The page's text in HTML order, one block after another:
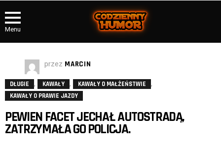
Menu
przez MARCIN
DŁUGIE , KAWAŁY , KAWAŁY O MAŁŻEŃSTWIE ,
KAWAŁY O PRAWIE JAZDY
PEWIEN FACET JECHAŁ AUTOSTRADĄ,
ZATRZYMAŁA GO POLICJA.